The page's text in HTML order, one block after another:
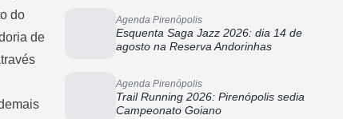
do
de
Agenda Pirenópolis
Esquenta Saga Jazz 2026: dia 14 de
agosto na Reserva Andorinhas
Agenda Pirenópolis
Trail Running 2026: Pirenópolis sedia
Campeonato Goiano